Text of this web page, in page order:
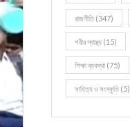
রাজনীতি(347)
শরীর স্বাস্থ্য (15)
শিক্ষা ব্যবস্থা (75)
সাহিত্য ও সংস্কৃতি(5)